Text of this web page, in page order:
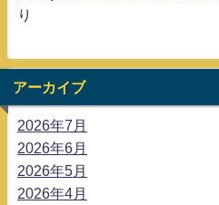
り
アーカイブ
2026年7月
2026年6月
2026年5月
2026年4月